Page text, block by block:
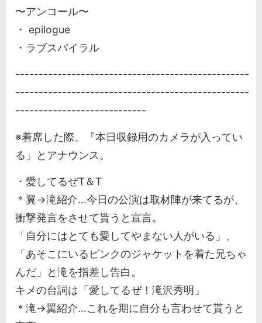
〜アンコール〜
・ epilogue
・ラブスパイラル
--------------------------------------------------
--------------------------------------------------
----------------------------
※着席した際、『本日収録用のカメラが入ってい
る」とアナウンス。
・愛してるぜT＆T
＊翼→滝紹介...今日の公演は取材陣が来てるが、
衝撃発言をさせて貰うと宣言。
「自分にはとても愛してやまない人がいる」、
「あそこにいるピンクのジャケットを着た兄ちゃ
んだ」と滝を指差し告白。
キメの台詞は「愛してるぜ！滝沢秀明」
＊滝→翼紹介...これを期に自分も言わせて貰うと